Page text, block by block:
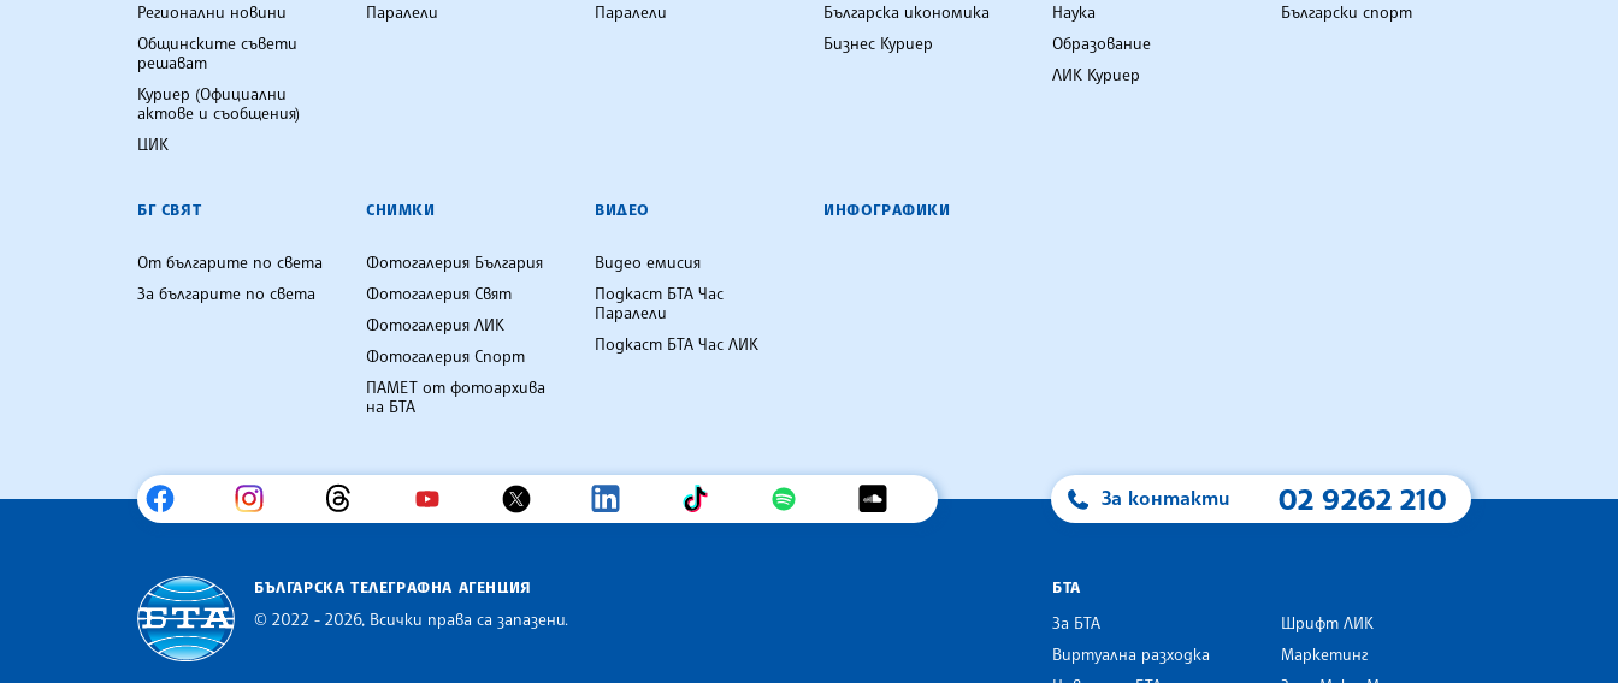
Регионални новини
Общинските съвети
решават
Куриер (Официални
актове и съобщения)
ЦИК
Паралели
Паралели
Българска икономика
Бизнес Куриер
Наука
Образование
ЛИК Куриер
Български спорт
БГ СВЯТ
От българите по света
За българите по света
СНИМКИ
Фотогалерия България
Фотогалерия Свят
Фотогалерия ЛИК
Фотогалерия Спорт
ПАМЕТ от фотоархива
на БТА
ВИДЕО
Видео емисия
Подкаст БТА Час
Паралели
Подкаст БТА Час ЛИК
ИНФОГРАФИКИ
За контакти 02 9262 210
БЪЛГАРСКА ТЕЛЕГРАФНА АГЕНЦИЯ
© 2022 - 2026, Всички права са запазени.
БТА
За БТА
Виртуална разходка
Шрифт ЛИК
Маркетинг